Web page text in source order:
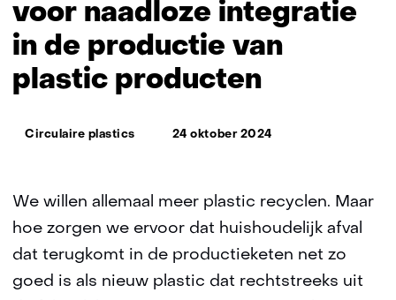
voor naadloze integratie
in de productie van
plastic producten
Thema:
Circulaire plastics 24 oktober 2024
We willen allemaal meer plastic recyclen. Maar
hoe zorgen we ervoor dat huishoudelijk afval
dat terugkomt in de productieketen net zo
goed is als nieuw plastic dat rechtstreeks uit